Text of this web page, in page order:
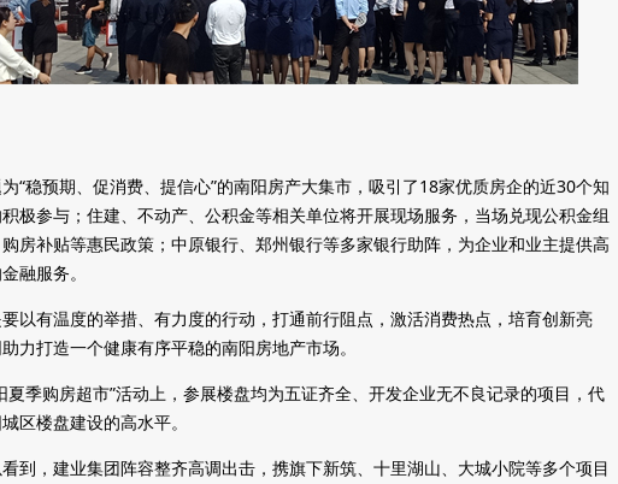
“稳预期、促消费、提信心”的南阳房产大集市，吸引了18家优质房企的近30个知
极参与；住建、不动产、公积金等相关单位将开展现场服务，当场兑现公积金组
房补贴等惠民政策；中原银行、郑州银行等多家银行助阵，为企业和业主提供高
融服务。
以有温度的举措、有力度的行动，打通前行阻点，激活消费热点，培育创新亮
力打造一个健康有序平稳的南阳房地产市场。
夏季购房超市”活动上，参展楼盘均为五证齐全、开发企业无不良记录的项目，代
区楼盘建设的高水平。
到，建业集团阵容整齐高调出击，携旗下新筑、十里湖山、大城小院等多个项目